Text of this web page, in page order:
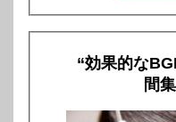
“効果的な
間